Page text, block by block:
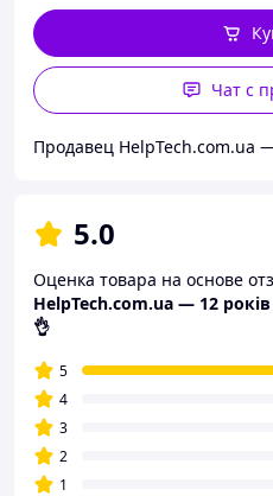
Чат с
Продавец HelpTech.com.ua —
5.0
Оценка товара на основе
HelpTech.com.ua — 12 років
👌
5
4
3
2
1